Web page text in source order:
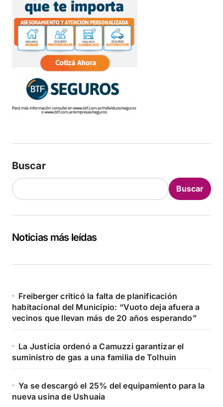
Buscar
Buscar
Noticias más leídas
Freiberger criticó la falta de planificación
habitacional del Municipio: “Vuoto deja afuera a
vecinos que llevan más de 20 años esperando”
La Justicia ordenó a Camuzzi garantizar el
suministro de gas a una familia de Tolhuin
Ya se descargó el 25% del equipamiento para la
nueva usina de Ushuaia